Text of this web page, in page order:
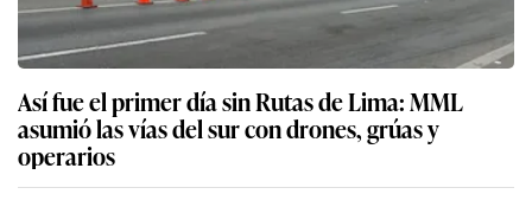
Así fue el primer día sin Rutas de Lima: MML
asumió las vías del sur con drones, grúas y
operarios